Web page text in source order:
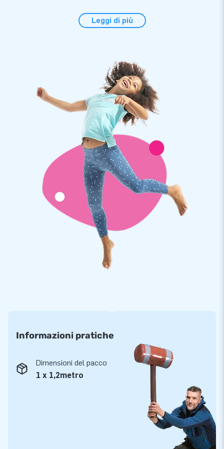
Ovviamente fai il tutto possibile per evitare che accadano
incidenti intorno al tuo gonfiabile. L’acquisto di un tappetino
una superficie dura o irregolare. Assicurati che i bambini
cadano in sicurezza. I materassini della JB Gonfiabili sono
disponibili in blu e rosso. Ordini un tappetino di 1metro o di 2
metri di larghezza?
Acquista un tappetino antitrauma con la tua
attrazione gonfiabile
Quando acquisti un tappetino antitrauma dalla JB Gonfiabili, è
bene sapere esattamente quanti tappetini hai bisogno e come
posizionare questi tappetini.Clicca sul file pdfper vedere
come posizionare il tappetino accanto al tuo gonfiabile.
Acquisti 1 tappetino gonfiabile o hai bisogno di diversi
materassini, il nostro team è pronto ad aiutarti.
Leggi di più
Informazioni pratiche
Dimensioni del pacco
1 x 1,2metro